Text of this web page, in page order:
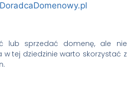
lub sprzedać domenę, ale nie
tej dziedzinie warto skorzystać z